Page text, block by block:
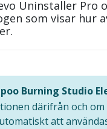
Uninstaller Pro
som visar hur
Burning Studio
därifrån och
att